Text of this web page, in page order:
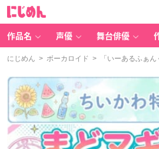
作品名 声優 舞台俳優
にじめん > ボーカロイド > 「いーあるふぁん